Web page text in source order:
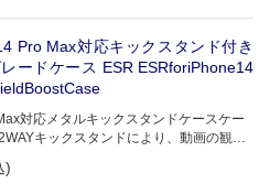
Pro Max対応キックスタンド付き
ードケース ESR ESRforiPhone14
対応メタルキックスタンドケースケー
キックスタンドにより、動画の観賞
っと楽になります。
)